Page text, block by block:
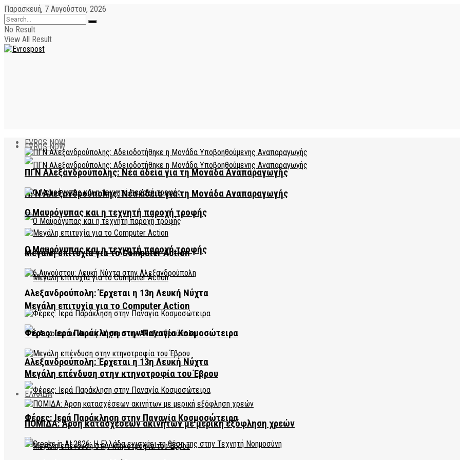
Παρασκευή, 7 Αυγούστου, 2026
No Result
View All Result
EVROS NOW
ΠΓΝ Αλεξανδρούπολης: Νέα άδεια για τη Μονάδα Αναπαραγωγής
Ο Μαυρόγυπας και η τεχνητή παροχή τροφής
Μεγάλη επιτυχία για το Computer Action
Αλεξανδρούπολη: Έρχεται η 13η Λευκή Νύχτα
Φέρες: Ιερά Παράκληση στην Παναγία Κοσμοσώτειρα
EVROS NOW
ΠΓΝ Αλεξανδρούπολης: Νέα άδεια για τη Μονάδα Αναπαραγωγής
Ο Μαυρόγυπας και η τεχνητή παροχή τροφής
Μεγάλη επιτυχία για το Computer Action
Αλεξανδρούπολη: Έρχεται η 13η Λευκή Νύχτα
Φέρες: Ιερά Παράκληση στην Παναγία Κοσμοσώτειρα
Μεγάλη επένδυση στην κτηνοτροφία του Έβρου
ΕΛΛΑΔΑ
ΠΟΜΙΔΑ: Άρση κατασχέσεων ακινήτων με μερική εξόφληση χρεών